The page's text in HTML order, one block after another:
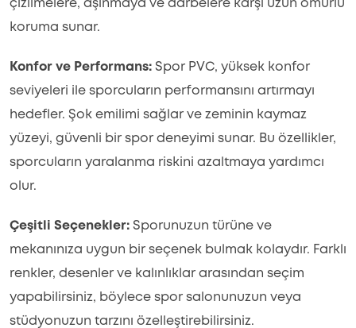
çizilmelere, aşınmaya ve darbelere karşı uzun ömürlü
koruma sunar.
Konfor ve Performans: Spor PVC, yüksek konfor
seviyeleri ile sporcuların performansını artırmayı
hedefler. Şok emilimi sağlar ve zeminin kaymaz
yüzeyi, güvenli bir spor deneyimi sunar. Bu özellikler,
sporcuların yaralanma riskini azaltmaya yardımcı
olur.
Çeşitli Seçenekler: Sporunuzun türüne ve
mekanınıza uygun bir seçenek bulmak kolaydır. Farklı
renkler, desenler ve kalınlıklar arasından seçim
yapabilirsiniz, böylece spor salonunuzun veya
stüdyonuzun tarzını özelleştirebilirsiniz.